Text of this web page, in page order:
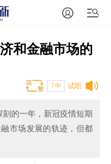
和金融市场的
试听
T中
的一年，新冠疫情短期
市场发展的轨迹，但都